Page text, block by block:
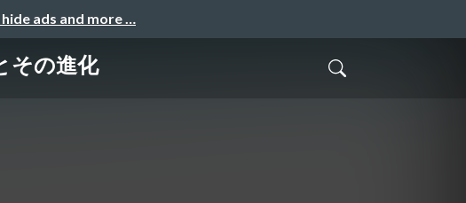
ads and more …
その進化